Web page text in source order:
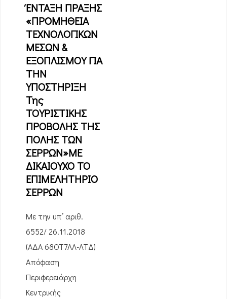
ΈΝΤΑΞΗ ΠΡΑΞΗΣ
«ΠΡΟΜΗΘΕΙΑ
ΤΕΧΝΟΛΟΓΙΚΩΝ
ΜΕΣΩΝ &
ΕΞΟΠΛΙΣΜΟΥ ΓΙΑ
ΤΗΝ
ΥΠΟΣΤΗΡΙΞΗ
Της
ΤΟΥΡΙΣΤΙΚΗΣ
ΠΡΟΒΟΛΗΣ ΤΗΣ
ΠΟΛΗΣ ΤΩΝ
ΣΕΡΡΩΝ»ΜΕ
ΔΙΚΑΙΟΥΧΟ ΤΟ
ΕΠΙΜΕΛΗΤΗΡΙΟ
ΣΕΡΡΩΝ
Με την υπ’ αριθ.
6552/ 26.11.2018
(ΑΔΑ 68ΟΤ7ΛΛ-ΛΤΔ)
Απόφαση
Περιφερειάρχη
Κεντρικής